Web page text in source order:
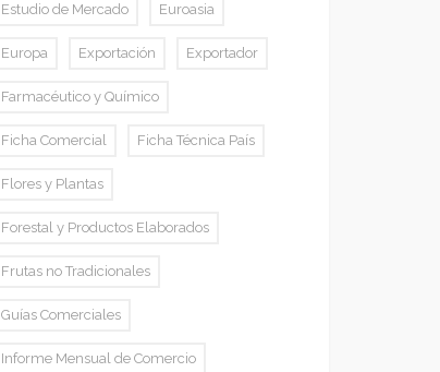
Estudio de Mercado Euroasia
Europa Exportación Exportador
Farmacéutico y Químico
Ficha Comercial Ficha Técnica País
Flores y Plantas
Forestal y Productos Elaborados
Frutas no Tradicionales
Guías Comerciales
Informe Mensual de Comercio